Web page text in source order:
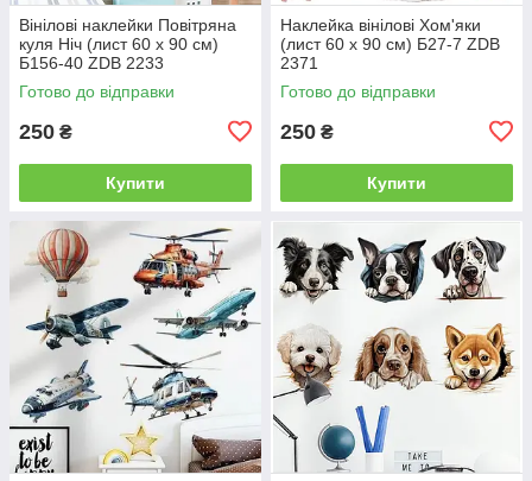
Вінілові наклейки Повітряна
куля Ніч (лист 60 х 90 см)
Б156-40 ZDB 2233
Готово до відправки
250 ₴
Купити
Наклейка вінілові Хом'яки
(лист 60 х 90 см) Б27-7 ZDB
2371
Готово до відправки
250 ₴
Купити